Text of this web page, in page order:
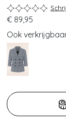
€ 89,95
Ook